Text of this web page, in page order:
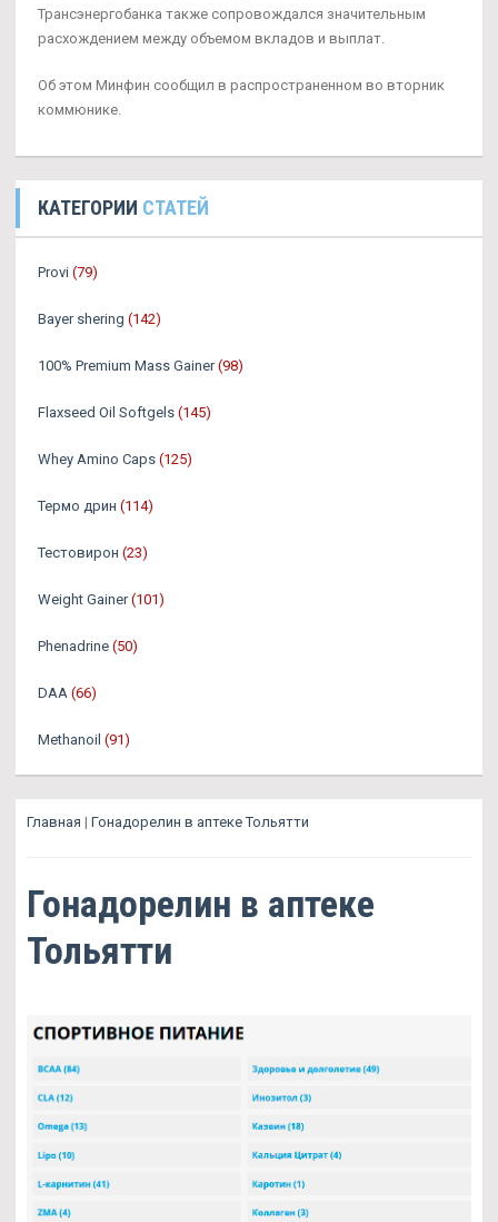
Трансэнергобанка также сопровождался значительным
расхождением между объемом вкладов и выплат.
Об этом Минфин сообщил в распространенном во вторник
коммюнике.
КАТЕГОРИИ СТАТЕЙ
Provi (79)
Bayer shering (142)
100% Premium Mass Gainer (98)
Flaxseed Oil Softgels (145)
Whey Amino Caps (125)
Термо дрин (114)
Тестовирон (23)
Weight Gainer (101)
Phenadrine (50)
DAA (66)
Methanoil (91)
Главная | Гонадорелин в аптеке Тольятти
Гонадорелин в аптеке
Тольятти